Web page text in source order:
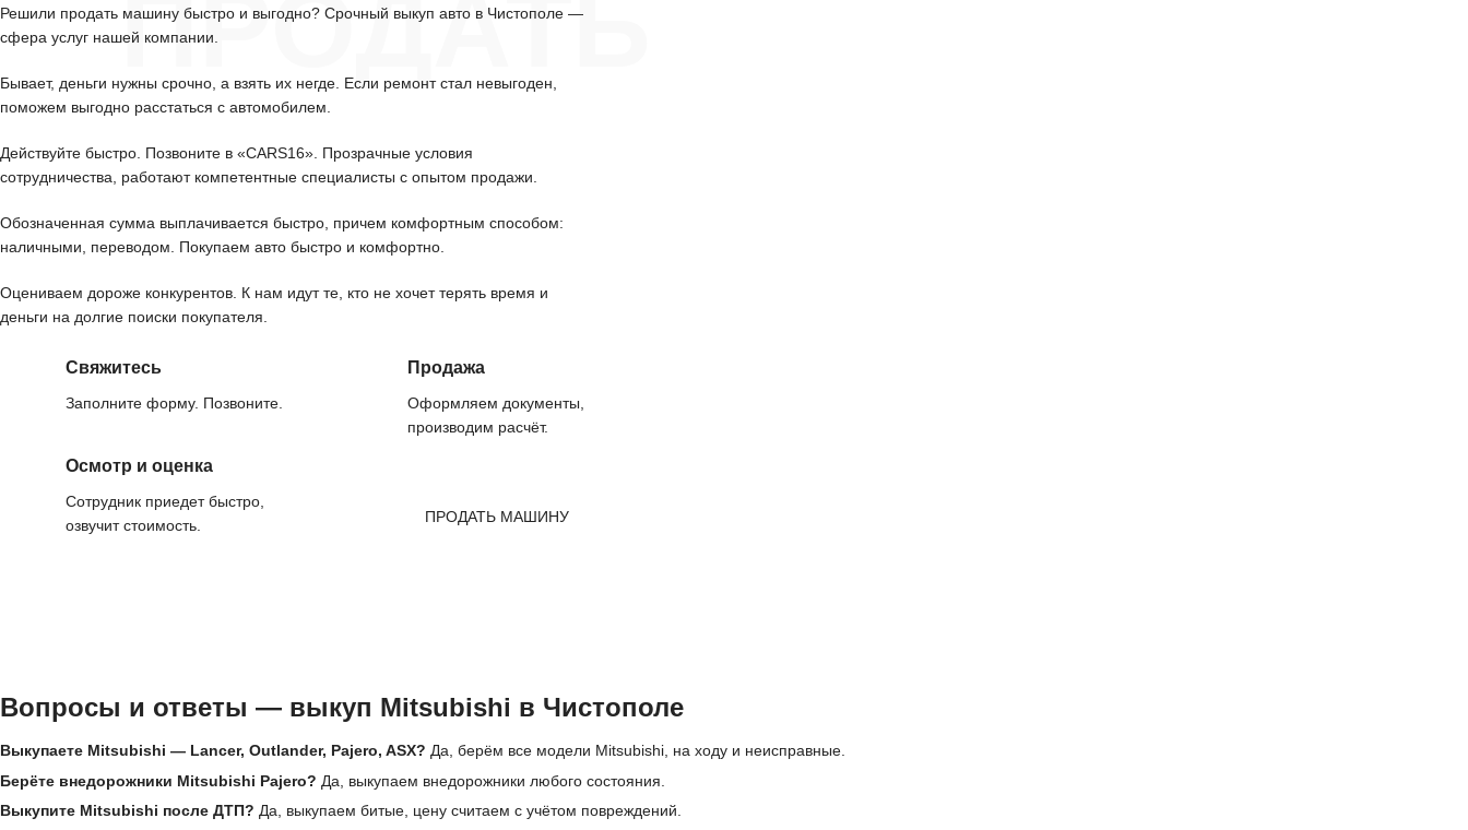
ПРОДАТЬ
Решили продать машину быстро и выгодно? Срочный выкуп авто в Чистополе —
сфера услуг нашей компании.
Бывает, деньги нужны срочно, а взять их негде. Если ремонт стал невыгоден,
поможем выгодно расстаться с автомобилем.
Действуйте быстро. Позвоните в «CARS16». Прозрачные условия
сотрудничества, работают компетентные специалисты с опытом продажи.
Обозначенная сумма выплачивается быстро, причем комфортным способом:
наличными, переводом. Покупаем авто быстро и комфортно.
Оцениваем дороже конкурентов. К нам идут те, кто не хочет терять время и
деньги на долгие поиски покупателя.
Свяжитесь
Заполните форму. Позвоните.
Осмотр и оценка
Сотрудник приедет быстро,
озвучит стоимость.
Продажа
Оформляем документы,
производим расчёт.
ПРОДАТЬ МАШИНУ
Вопросы и ответы — выкуп Mitsubishi в Чистополе
Выкупаете Mitsubishi — Lancer, Outlander, Pajero, ASX? Да, берём все модели Mitsubishi, на ходу и неисправные.
Берёте внедорожники Mitsubishi Pajero? Да, выкупаем внедорожники любого состояния.
Выкупите Mitsubishi после ДТП? Да, выкупаем битые, цену считаем с учётом повреждений.